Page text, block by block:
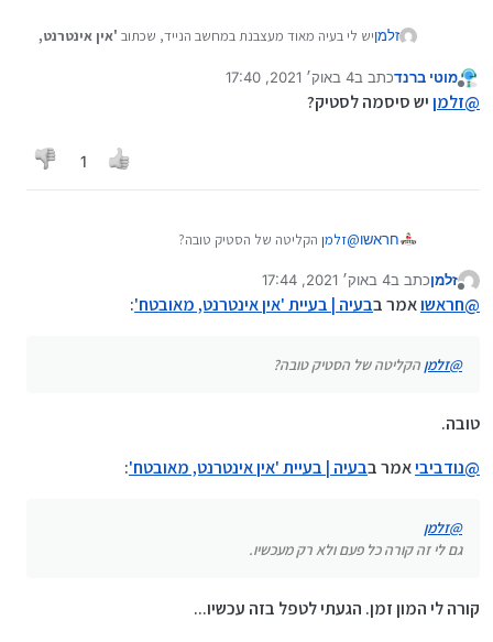
זלמןיש לי בעיה מאוד מעצבנת במחשב הנייד, שכתוב 'אין אינטרנט,
אני לא יודע מה הבעיה, ואני יכתוב כאן כמה נתונים שאולי יעזרו
במציאת הפתרון.
המחשב הוא Lenovo ThinkBook 15
i7 דור 11.
מה עוד? לא יודע.
הגדולה של פייסבוק וואצאפ וכו)
מנותק
מוטי ברנדכתב ב4 באוק׳ 2021, 17:40
נערך לאחרונה על ידי
@זלמןיש סיסמה לסטיק?
1
חראשו@זלמן הקליטה של הסטיק טובה?
זלמןכתב ב4 באוק׳ 2021, 17:44
נערך לאחרונה על ידי
@חראשואמר בבעיה | בעיית 'אין אינטרנט, מאובטח':
@זלמן הקליטה של הסטיק טובה?
טובה.
@נודביביאמר בבעיה | בעיית 'אין אינטרנט, מאובטח':
@זלמן
גם לי זה קורה כל פעם ולא רק מעכשיו.
קורה לי המון זמן. הגעתי לטפל בזה עכשיו...